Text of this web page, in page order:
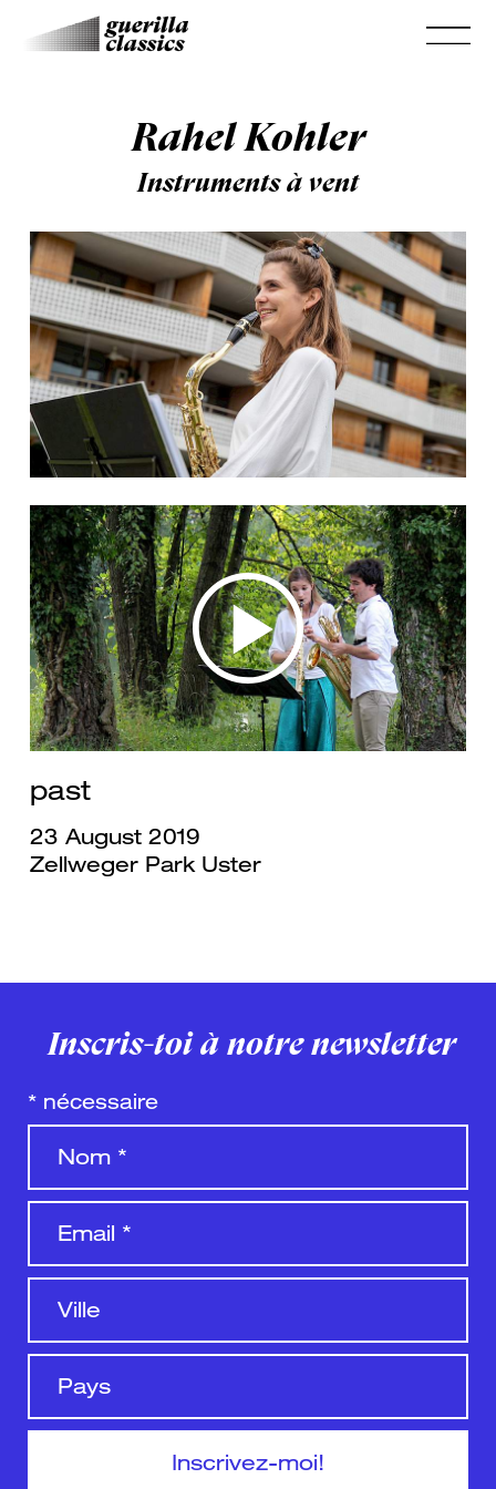
Rahel Kohler
Instruments à vent
past
23 August 2019
Zellweger Park Uster
Inscris-toi à notre newsletter
* nécessaire